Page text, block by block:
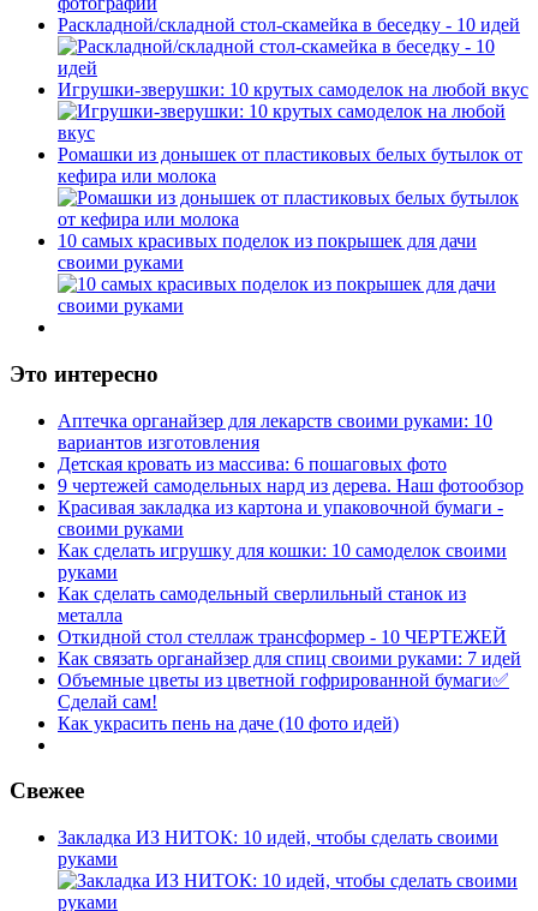
Раскладной/складной стол-скамейка в беседку - 10 идей
Игрушки-зверушки: 10 крутых самоделок на любой вкус
Ромашки из донышек от пластиковых белых бутылок от
кефира или молока
10 самых красивых поделок из покрышек для дачи
своими руками
Это интересно
Аптечка органайзер для лекарств своими руками: 10
вариантов изготовления
Детская кровать из массива: 6 пошаговых фото
9 чертежей самодельных нард из дерева. Наш фотообзор
Красивая закладка из картона и упаковочной бумаги -
своими руками
Как сделать игрушку для кошки: 10 самоделок своими
руками
Как сделать самодельный сверлильный станок из
металла
Откидной стол стеллаж трансформер - 10 ЧЕРТЕЖЕЙ
Как связать органайзер для спиц своими руками: 7 идей
Объемные цветы из цветной гофрированной бумаги✅
Сделай сам!
Как украсить пень на даче (10 фото идей)
Свежее
Закладка ИЗ НИТОК: 10 идей, чтобы сделать своими
руками